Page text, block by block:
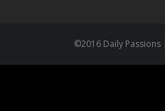
©2016 Daily